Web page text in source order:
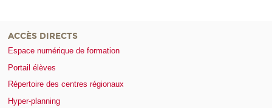
ACCÈS DIRECTS
Espace numérique de formation
Portail élèves
Répertoire des centres régionaux
Hyper-planning